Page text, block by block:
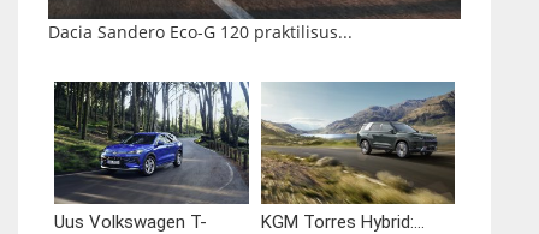
Dacia Sandero Eco-G 120 praktilisus...
Uus Volkswagen T-
KGM Torres Hybrid:...